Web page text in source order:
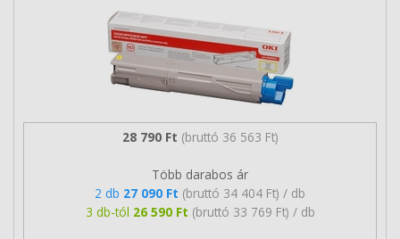
28 790 Ft (bruttó 36 563 Ft)
Több darabos ár
2 db 27 090 Ft (bruttó 34 404 Ft) / db
3 db-tól 26 590 Ft (bruttó 33 769 Ft) / db